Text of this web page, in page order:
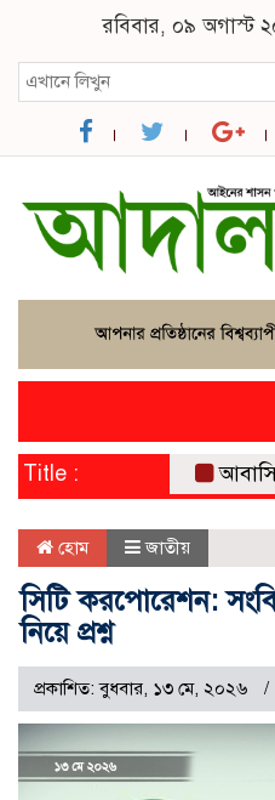
রবিবার, ০৯ অগাস্ট
Title : আবাসিক
হোম জাতীয়
সিটি করপোরেশন:
নিয়ে প্রশ্ন
প্রকাশিত: বুধবার, ১৩ মে, ২০২৬